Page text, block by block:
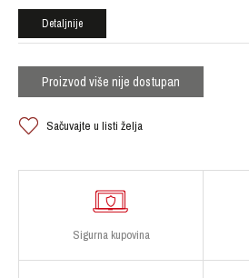
Detaljnije
Proizvod više nije dostupan
Sačuvajte u listi želja
Sigurna kupovina